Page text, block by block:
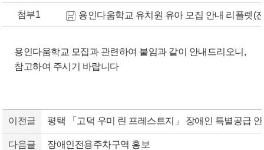
첨부1 용인다움학교 유치원 유아 모집 안내 리플렛(
용인다움학교 모집과 관련하여 붙임과 같이 안내드리오니,
참고하여 주시기 바랍니다
이전글 평택 「고덕 우미 린 프레스트지」 장애인 특별공급
다음글 장애인전용주차구역 홍보